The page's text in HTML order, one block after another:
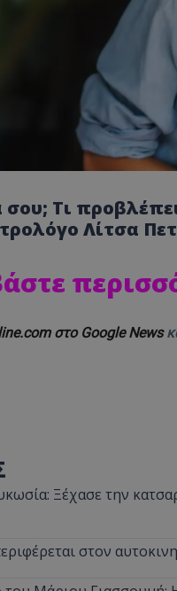
σου; Τι
Λίτσα
στο Google News
Ξέχασε την
στον